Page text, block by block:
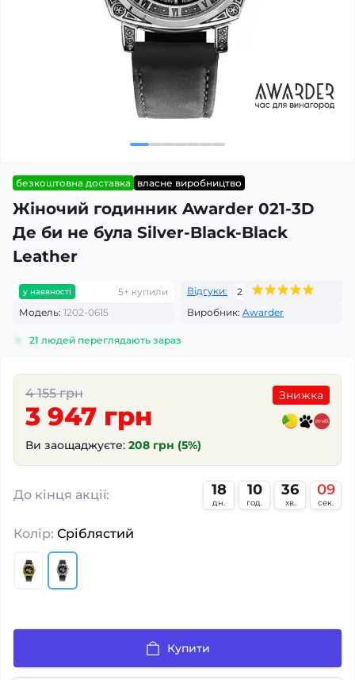
безкоштовна доставка власне виробництво
Жіночий годинник Awarder 021-3D
Де би не була Silver-Black-Black
Leather
у наявності 5+ купили Відгуки:
2
Модель: 1202-0615 Виробник: Awarder
21 людей переглядають зараз
4 155 грн
3 947 грн
Ви заощаджуєте: 208 грн (5%)
Знижка
До кінця акції: 18
дн.
10
год.
36
хв.
09
сек.
Колір: Сріблястий
Купити